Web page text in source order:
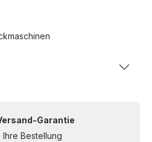
Garantie
Ihre Bestellung